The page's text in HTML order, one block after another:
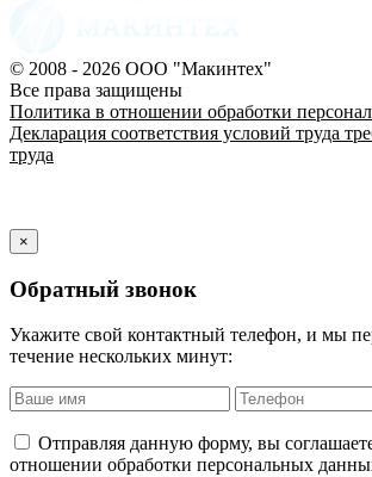
© 2008 - 2026 ООО "Макинтех"
Все права защищены
Политика в отношении обработки
Декларация соответствия условий труда
труда
×
Обратный звонок
Укажите свой контактный телефон, и мы
течение нескольких минут:
Отправляя данную форму, вы
отношении обработки персональных